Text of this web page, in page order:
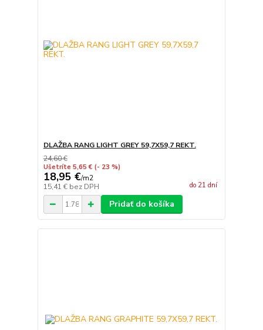
DLAŽBA RANG LIGHT GREY 59,7X59,7 REKT.
24,60 €
Ušetríte 5,65 € (- 23 %)
18,95 €/m2
15,41 € bez DPH do 21 dní
Pridať do košíka